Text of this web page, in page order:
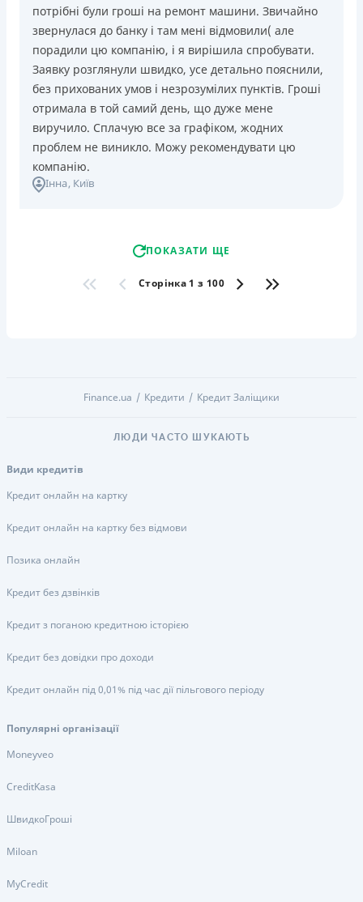
потрібні були гроші на ремонт машини. Звичайно
звернулася до банку і там мені відмовили( але
порадили цю компанію, і я вирішила спробувати.
Заявку розглянули швидко, усе детально пояснили,
без прихованих умов і незрозумілих пунктів. Гроші
отримала в той самий день, що дуже мене
виручило. Сплачую все за графіком, жодних
проблем не виникло. Можу рекомендувати цю
компанію.
Інна, Київ
ПОКАЗАТИ ЩЕ
Сторінка 1 з 100
Finance.ua Кредити Кредит Заліщики
ЛЮДИ ЧАСТО ШУКАЮТЬ
Види кредитів
Кредит онлайн на картку
Кредит онлайн на картку без відмови
Позика онлайн
Кредит без дзвінків
Кредит з поганою кредитною історією
Кредит без довідки про доходи
Кредит онлайн під 0,01% під час дії пільгового періоду
Популярні організації
Moneyveo
CreditKasa
ШвидкоГроші
Miloan
MyCredit